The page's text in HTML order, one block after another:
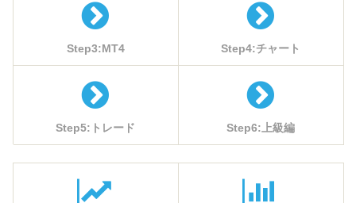
Step3:MT4 Step4:チャート
Step5:トレード Step6:上級編